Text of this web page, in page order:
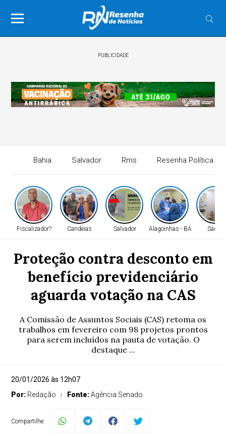
PUBLICIDADE
Bahia Salvador Rms Resenha Política
Fiscalizador? Candeias Salvador Alagoinhas - BA Saúde
Proteção contra desconto em
benefício previdenciário
aguarda votação na CAS
A Comissão de Assuntos Sociais (CAS) retoma os
trabalhos em fevereiro com 98 projetos prontos
para serem incluídos na pauta de votação. O
destaque ...
20/01/2026 às 12h07
Por: Redação Fonte:Agência Senado
Compartilhe: